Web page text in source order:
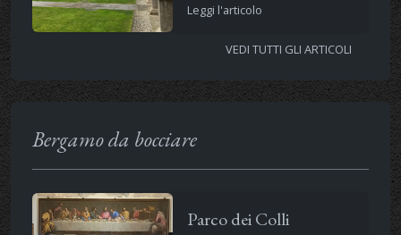
Leggi l'articolo
VEDI TUTTI GLI ARTICOLI
Bergamo da bocciare
Parco dei Colli